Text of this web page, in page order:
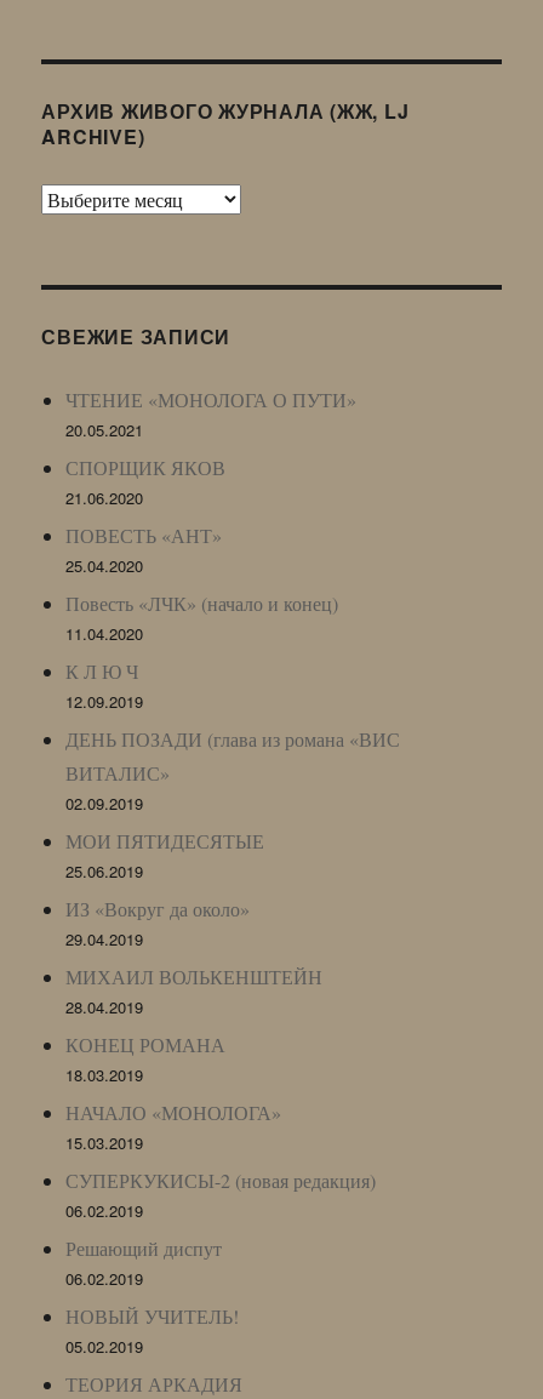
АРХИВ ЖИВОГО ЖУРНАЛА (ЖЖ, LJ
ARCHIVE)
Архив
LJ
СВЕЖИЕ ЗАПИСИ
ЧТЕНИЕ «МОНОЛОГА О ПУТИ»
20.05.2021
СПОРЩИК ЯКОВ
21.06.2020
ПОВЕСТЬ «АНТ»
25.04.2020
Повесть «ЛЧК» (начало и конец)
11.04.2020
К Л Ю Ч
12.09.2019
ДЕНЬ ПОЗАДИ (глава из романа «ВИС
ВИТАЛИС»
02.09.2019
МОИ ПЯТИДЕСЯТЫЕ
25.06.2019
ИЗ «Вокруг да около»
29.04.2019
МИХАИЛ ВОЛЬКЕНШТЕЙН
28.04.2019
КОНЕЦ РОМАНА
18.03.2019
НАЧАЛО «МОНОЛОГА»
15.03.2019
СУПЕРКУКИСЫ-2 (новая редакция)
06.02.2019
Решающий диспут
06.02.2019
НОВЫЙ УЧИТЕЛЬ!
05.02.2019
ТЕОРИЯ АРКАДИЯ